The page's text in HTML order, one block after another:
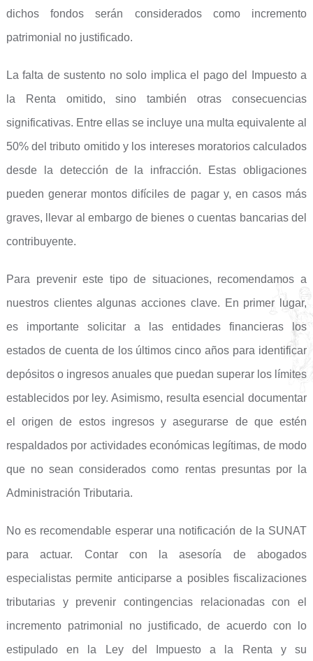
dichos fondos serán considerados como incremento
patrimonial no justificado.
La falta de sustento no solo implica el pago del Impuesto a
la Renta omitido, sino también otras consecuencias
significativas. Entre ellas se incluye una multa equivalente al
50% del tributo omitido y los intereses moratorios calculados
desde la detección de la infracción. Estas obligaciones
pueden generar montos difíciles de pagar y, en casos más
graves, llevar al embargo de bienes o cuentas bancarias del
contribuyente.
Para prevenir este tipo de situaciones, recomendamos a
nuestros clientes algunas acciones clave. En primer lugar,
es importante solicitar a las entidades financieras los
estados de cuenta de los últimos cinco años para identificar
depósitos o ingresos anuales que puedan superar los límites
establecidos por ley. Asimismo, resulta esencial documentar
el origen de estos ingresos y asegurarse de que estén
respaldados por actividades económicas legítimas, de modo
que no sean considerados como rentas presuntas por la
Administración Tributaria.
No es recomendable esperar una notificación de la SUNAT
para actuar. Contar con la asesoría de abogados
especialistas permite anticiparse a posibles fiscalizaciones
tributarias y prevenir contingencias relacionadas con el
incremento patrimonial no justificado, de acuerdo con lo
estipulado en la Ley del Impuesto a la Renta y su